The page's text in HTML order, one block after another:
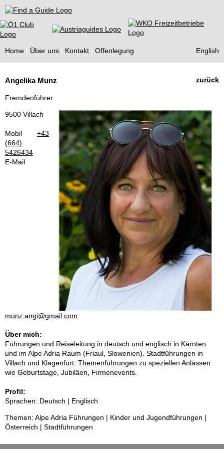
Find a Guide
Home Über uns Kontakt Offenlegung English
Guides
zurück
Angelika Munz
Fremdenführer
9500 Villach
Mobil
+43
(664)
5426434
E-Mail
munz.angi@gmail.com
Über mich:
Führungen und Reiseleitung in deutsch und englisch in Kärnten
und im Alpe Adria Raum (Friaul, Slowenien). Stadtführungen in
Villach und Klagenfurt. Themenführungen zu speziellen Anlässen
wie Geburtstage, Jubiläen, Firmenevents.
Profil:
Sprachen: Deutsch | Englisch
Themen: Alpe Adria Führungen | Kinder und Jugendführungen |
Österreich | Stadtführungen